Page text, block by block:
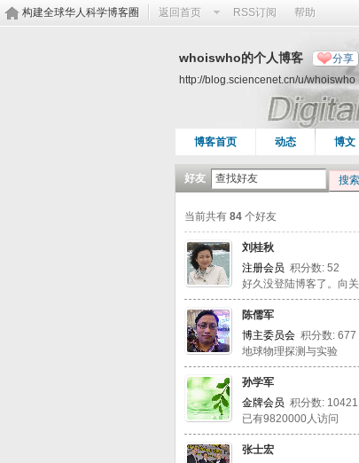
构建全球华人科学博客圈 返回首页 RSS订阅 帮助
whoiswho的个人博客 分享
http://blog.sciencenet.cn/u/whoiswho
博客首页 动态 博文
好友 搜索
当前共有 84 个好友
刘桂秋
注册会员 积分数: 52
好久没登陆博客了。向
陈儒军
博主委员会 积分数: 677
地球物理探测与实验
孙学军
金牌会员 积分数: 10421
已有9820000人访问
张士宏